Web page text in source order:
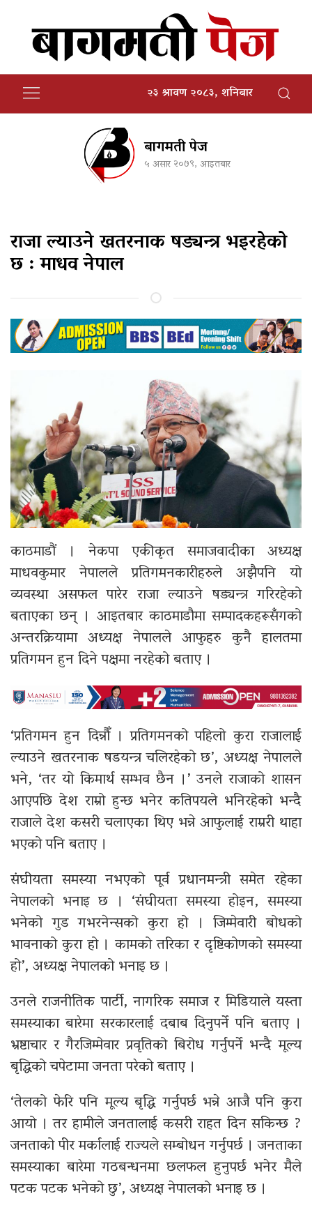
२३ श्रावण २०८३, शनिबार
बागमती पेज
५ असार २०७९, आइतबार
राजा ल्याउने खतरनाक षड्यन्त्र भइरहेको
छ : माधव नेपाल
काठमाडौं । नेकपा एकीकृत समाजवादीका अध्यक्ष
माधवकुमार नेपालले प्रतिगमनकारीहरुले अझैपनि यो
व्यवस्था असफल पारेर राजा ल्याउने षड्यन्त्र गरिरहेको
बताएका छन् । आइतबार काठमाडौमा सम्पादकहरूसँगको
अन्तरक्रियामा अध्यक्ष नेपालले आफुहरु कुनै हालतमा
प्रतिगमन हुन दिने पक्षमा नरहेको बताए ।
‘प्रतिगमन हुन दिन्नौँ । प्रतिगमनको पहिलो कुरा राजालाई
ल्याउने खतरनाक षडयन्त्र चलिरहेको छ’, अध्यक्ष नेपालले
भने, ‘तर यो किमार्थ सम्भव छैन ।’ उनले राजाको शासन
आएपछि देश राम्रो हुन्छ भनेर कतिपयले भनिरहेको भन्दै
राजाले देश कसरी चलाएका थिए भन्ने आफुलाई राम्ररी थाहा
भएको पनि बताए ।
संघीयता समस्या नभएको पूर्व प्रधानमन्त्री समेत रहेका
नेपालको भनाइ छ । ‘संघीयता समस्या होइन, समस्या
भनेको गुड गभरनेन्सको कुरा हो । जिम्मेवारी बोधको
भावनाको कुरा हो । कामको तरिका र दृष्टिकोणको समस्या
हो’, अध्यक्ष नेपालको भनाइ छ ।
उनले राजनीतिक पार्टी, नागरिक समाज र मिडियाले यस्ता
समस्याका बारेमा सरकारलाई दबाब दिनुपर्ने पनि बताए ।
भ्रष्टाचार र गैरजिम्मेवार प्रवृतिको बिरोध गर्नुपर्ने भन्दै मूल्य
बृद्धिको चपेटामा जनता परेको बताए ।
‘तेलको फेरि पनि मूल्य बृद्धि गर्नुपर्छ भन्ने आजै पनि कुरा
आयो । तर हामीले जनतालाई कसरी राहत दिन सकिन्छ ?
जनताको पीर मर्कालाई राज्यले सम्बोधन गर्नुपर्छ । जनताका
समस्याका बारेमा गठबन्धनमा छलफल हुनुपर्छ भनेर मैले
पटक पटक भनेको छु’, अध्यक्ष नेपालको भनाइ छ ।